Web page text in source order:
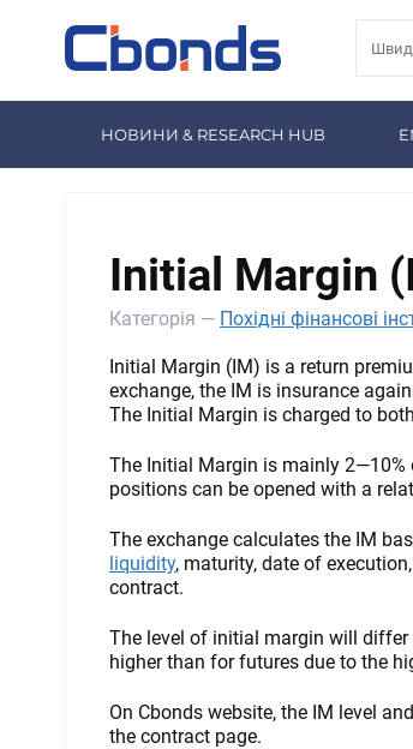
НОВИНИ & RESEARCH HUB
Initial Margin
Категорія — Похідні фінансові
Initial Margin (IM) is a return
exchange, the IM is insurance
The Initial Margin is charged to
The Initial Margin is mainly 2—10%
positions can be opened with a
The exchange calculates the IM
liquidity, maturity, date of
contract.
The level of initial margin will
higher than for futures due to the
On Cbonds website, the IM level
the contract page.